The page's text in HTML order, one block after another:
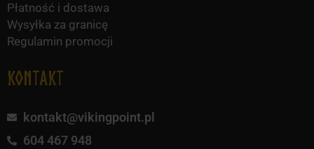
Płatność i dostawa
Wysyłka za granicę
Regulamin promocji
KONTAKT
kontakt@vikingpoint.pl
604 467 948